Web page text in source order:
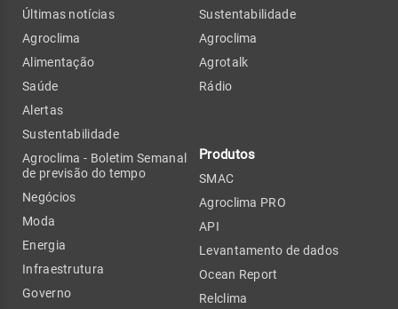
Últimas notícias
Agroclima
Alimentação
Saúde
Alertas
Sustentabilidade
Agroclima - Boletim Semanal
de previsão do tempo
Negócios
Moda
Energia
Infraestrutura
Governo
Sustentabilidade
Agroclima
Agrotalk
Rádio
Produtos
SMAC
Agroclima PRO
API
Levantamento de dados
Ocean Report
Relclima